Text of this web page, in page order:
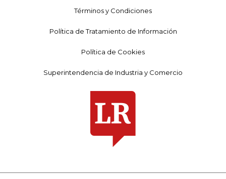
Términos y Condiciones
Política de Tratamiento de Información
Política de Cookies
Superintendencia de Industria y Comercio